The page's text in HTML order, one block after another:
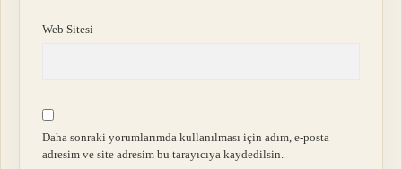
Web Sitesi
Daha sonraki yorumlarımda kullanılması için adım, e-posta
adresim ve site adresim bu tarayıcıya kaydedilsin.